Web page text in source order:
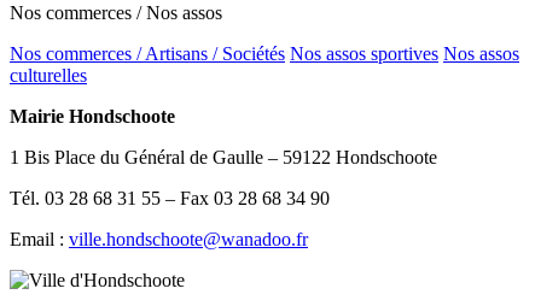
Nos commerces / Nos assos
Nos commerces / Artisans / Sociétés Nos assos sportives Nos assos
culturelles
Mairie Hondschoote
1 Bis Place du Général de Gaulle – 59122 Hondschoote
Tél. 03 28 68 31 55 – Fax 03 28 68 34 90
Email : ville.hondschoote@wanadoo.fr